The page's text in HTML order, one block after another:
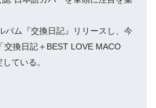
バム『交換日記』リリースし、今
交換日記＋BEST LOVE MACO
ている。